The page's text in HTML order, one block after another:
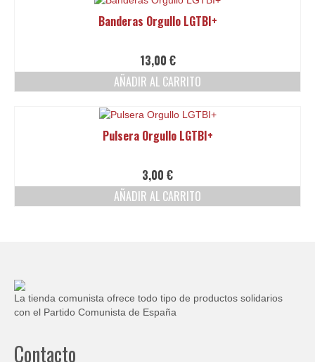
últimos
Banderas Orgullo LGTBI+
13,00 €
AÑADIR AL CARRITO
Pulsera Orgullo LGTBI+
3,00 €
AÑADIR AL CARRITO
La tienda comunista ofrece todo tipo de productos solidarios
con el Partido Comunista de España
Contacto